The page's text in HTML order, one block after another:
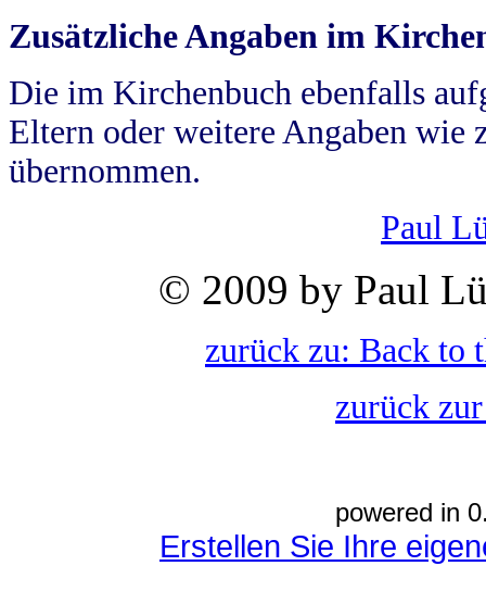
Zusätzliche Angaben im
Die im Kirchenbuch ebenfalls
Eltern oder weitere Angaben wie
übernommen.
Paul
© 2009 by Paul
zurück zu: Back to
zurück
powered in
Erstellen Sie Ihre